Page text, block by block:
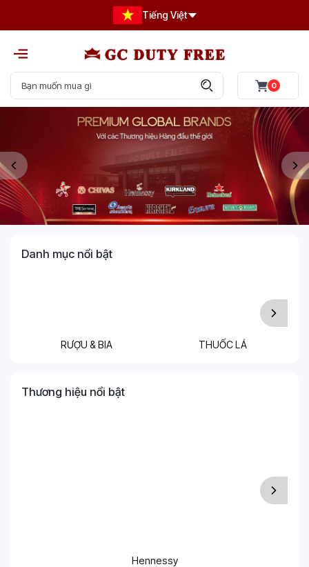
Tiếng Việt
0
Danh mục nổi bật
RƯỢU & BIA THUỐC LÁ
Thương hiệu nổi bật
Hennessy